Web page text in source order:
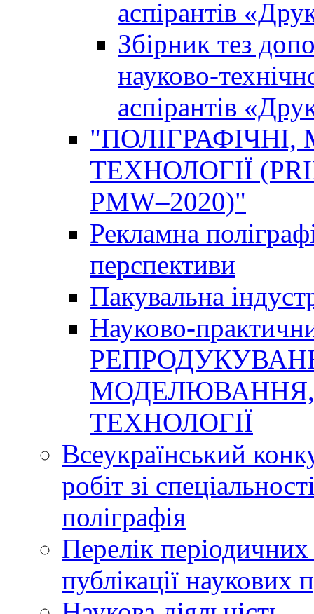
аспірантів
Збірник тез
науково-
аспірантів
ТЕХНОЛОГІЇ
PMW–2020)"
Рекламна
перспективи
Пакувальна
Науково-
МОДЕЛЮВАННЯ,
ТЕХНОЛОГІЇ
Всеукраїнський
робіт зі
поліграфія
Перелік
публікації наукових